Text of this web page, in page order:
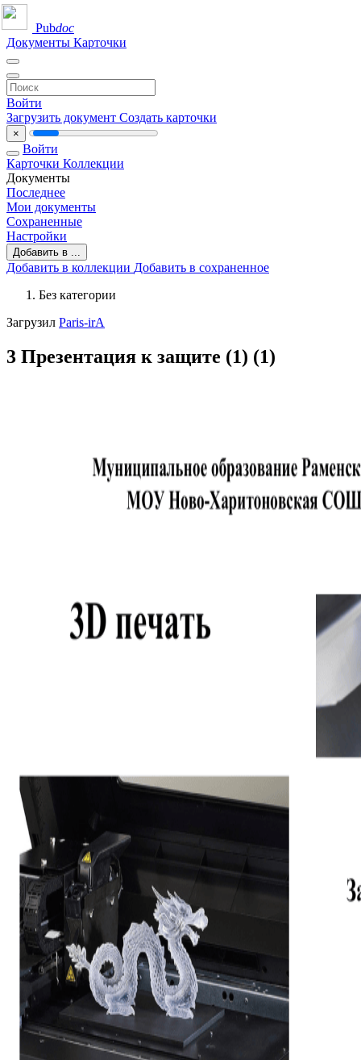
Pubdoc
Документы Карточки
Войти
Загрузить документ Создать карточки
×
Войти
Карточки Коллекции
Документы
Последнее
Мои документы
Сохраненные
Настройки
Добавить в ...
Добавить в коллекции Добавить в сохраненное
Без категории
Загрузил Paris-irA
3 Презентация к защите (1) (1)